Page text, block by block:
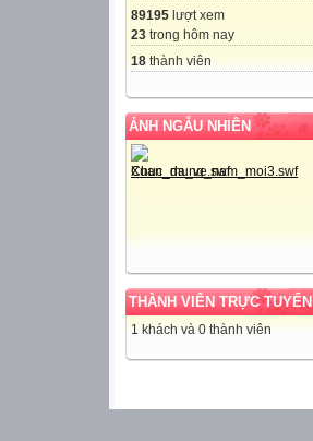
89195 lượt xem
23 trong hôm nay
18 thành viên
ẢNH NGẪU NHIÊN
THÀNH VIÊN TRỰC TUYẾN
1 khách và 0 thành viên